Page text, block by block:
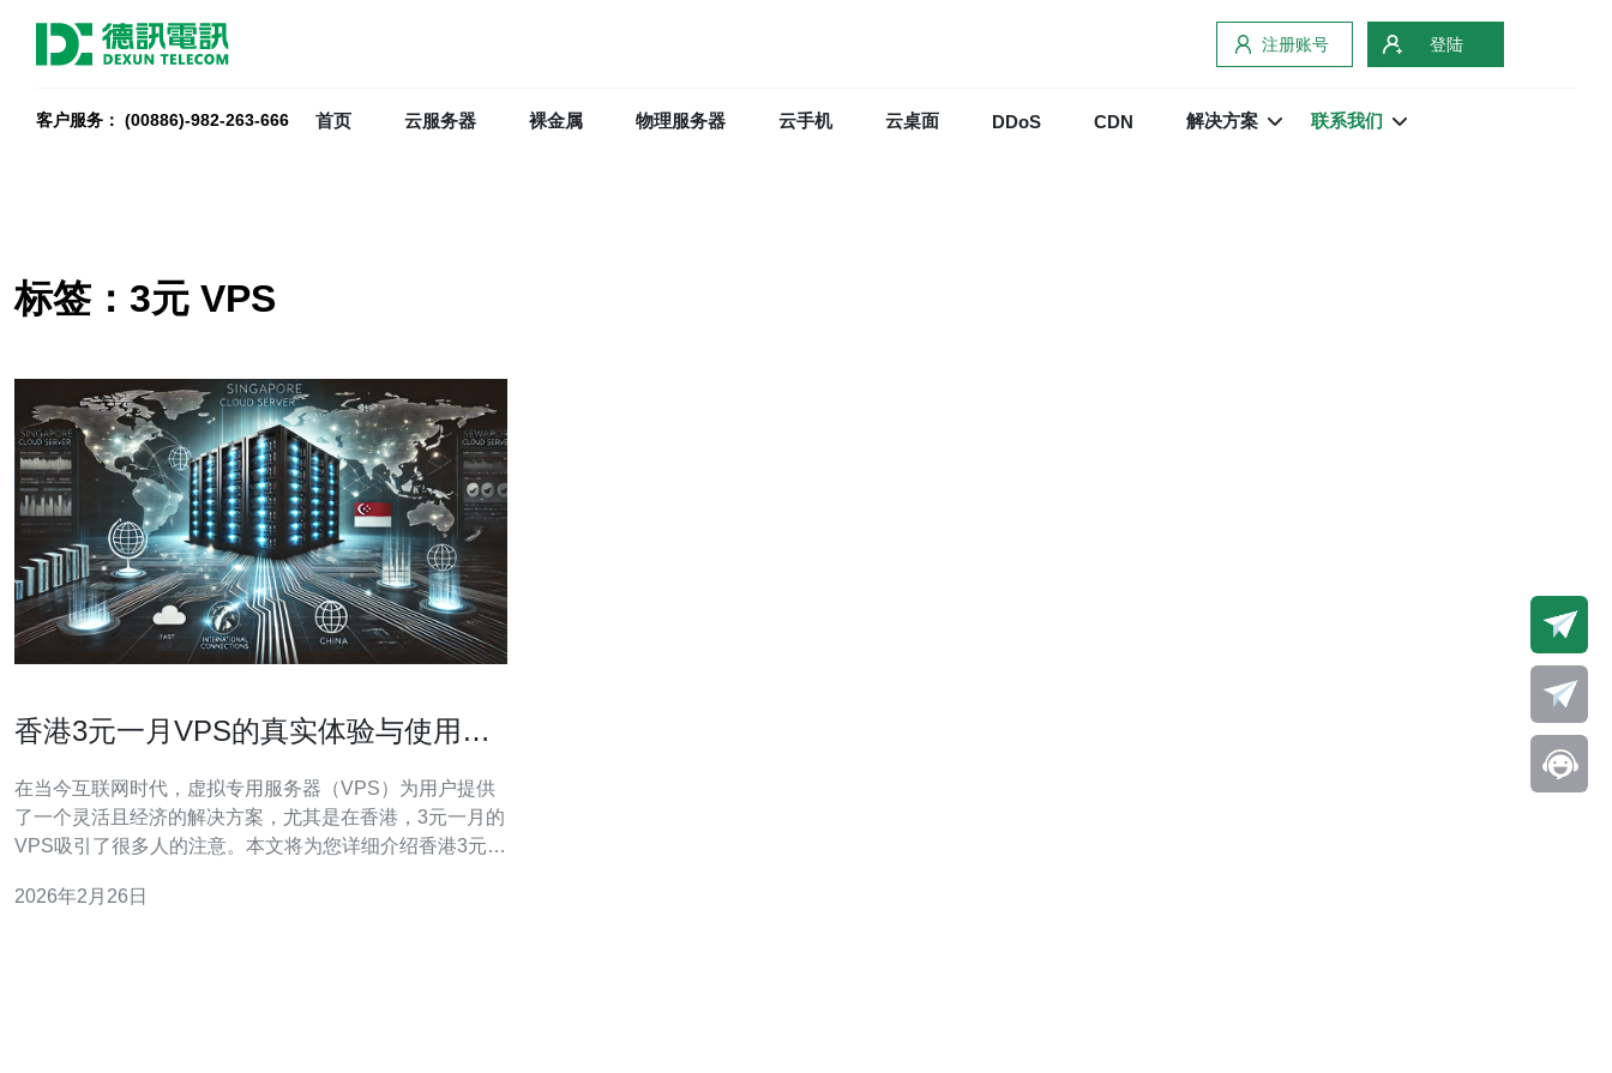
注册账号 登陆
客户服务： (00886)-982-263-666 首页 云服务器 裸金属 物理服务器 云手机 云桌面 DDoS CDN 解决方案 联系我们
标签：3元 VPS
香港3元一月VPS的真实体验与使用建
在当今互联网时代，虚拟专用服务器（VPS）为用户提供
了一个灵活且经济的解决方案，尤其是在香港，3元一月的
VPS吸引了很多人的注意。本文将为您详细介绍香港3元一
步带您了解如何选择和使用VPS。 首先，我们需要选择一
2026年2月26日